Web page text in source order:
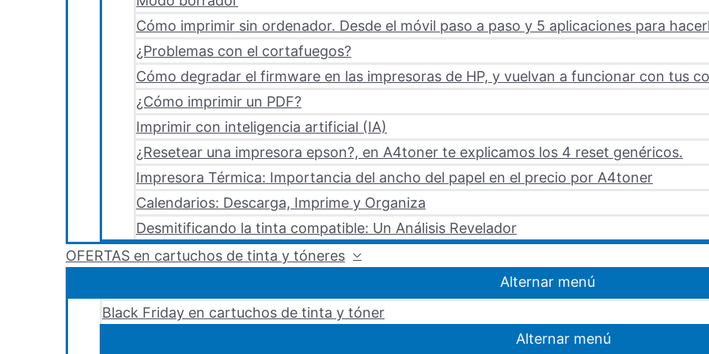
Cómo imprimir sin ordenador. Desde el móvil paso a paso y 5 aplicaciones para
¿Problemas con el cortafuegos?
Cómo degradar el firmware en las impresoras de HP, y vuelvan a funcionar con tus
¿Cómo imprimir un PDF?
Imprimir con inteligencia artificial (IA)
¿Resetear una impresora epson?, en A4toner te explicamos los 4 reset genéricos.
Impresora Térmica: Importancia del ancho del papel en el precio por A4toner
Calendarios: Descarga, Imprime y Organiza
Desmitificando la tinta compatible: Un Análisis Revelador
OFERTAS en cartuchos de tinta y tóneres
Alternar menú
Black Friday en cartuchos de tinta y tóner
Alternar menú